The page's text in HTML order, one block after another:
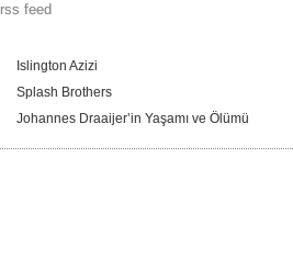
rss feed
Islington Azizi
Splash Brothers
Johannes Draaijer’in Yaşamı ve Ölümü